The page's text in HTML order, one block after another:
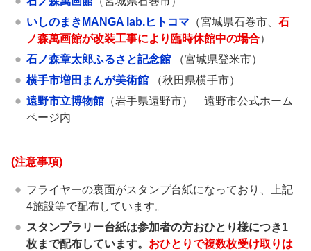
いしのまきMANGA lab.ヒトコマ （宮城県石巻市、 石
ノ森萬画館が改装工事により臨時休館中の場合）
石ノ森章太郎ふるさと記念館
（宮城県登米市）
横手市増田まんが美術館 （秋田県横手市）
遠野市立博物館 （岩手県遠野市） 遠野市公式ホーム
ページ内
(注意事項)
フライヤーの裏面がスタンプ台紙になっており、上記
4施設等で配布しています。
スタンプラリー台紙は参加者の方おひとり様につき1
枚まで配布しています。 おひとりで複数枚受け取りは